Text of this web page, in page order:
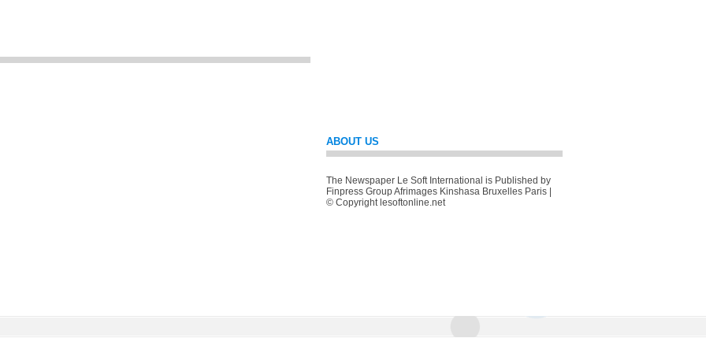
ABOUT US
The Newspaper Le Soft International is Published by
Finpress Group Afrimages Kinshasa Bruxelles Paris |
© Copyright lesoftonline.net